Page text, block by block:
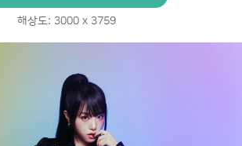
해상도: 3000 x 3759